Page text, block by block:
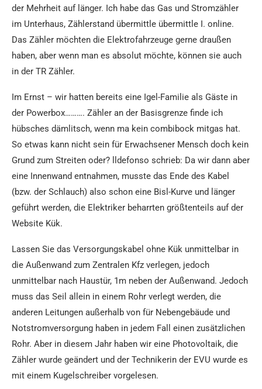
der Mehrheit auf länger. Ich habe das Gas und Stromzähler
im Unterhaus, Zählerstand übermittle übermittle I. online.
Das Zähler möchten die Elektrofahrzeuge gerne draußen
haben, aber wenn man es absolut möchte, können sie auch
in der TR Zähler.
Im Ernst – wir hatten bereits eine Igel-Familie als Gäste in
der Powerbox………. Zähler an der Basisgrenze finde ich
hübsches dämlitsch, wenn ma kein combibock mitgas hat.
So etwas kann nicht sein für Erwachsener Mensch doch kein
Grund zum Streiten oder? lldefonso schrieb: Da wir dann aber
eine Innenwand entnahmen, musste das Ende des Kabel
(bzw. der Schlauch) also schon eine Bisl-Kurve und länger
geführt werden, die Elektriker beharrten größtenteils auf der
Website Kük.
Lassen Sie das Versorgungskabel ohne Kük unmittelbar in
die Außenwand zum Zentralen Kfz verlegen, jedoch
unmittelbar nach Haustür, 1m neben der Außenwand. Jedoch
muss das Seil allein in einem Rohr verlegt werden, die
anderen Leitungen außerhalb von für Nebengebäude und
Notstromversorgung haben in jedem Fall einen zusätzlichen
Rohr. Aber in diesem Jahr haben wir eine Photovoltaik, die
Zähler wurde geändert und der Technikerin der EVU wurde es
mit einem Kugelschreiber vorgelesen.